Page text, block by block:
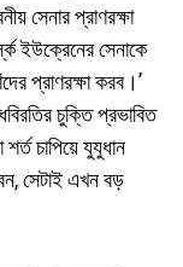
সেনার প্রাণরক্ষা
ইউক্রেনের সেনাকে
প্রাণরক্ষা করব।’
চুক্তি প্রভাবিত
চাপিয়ে যুযুধান
সেটাই এখন বড়